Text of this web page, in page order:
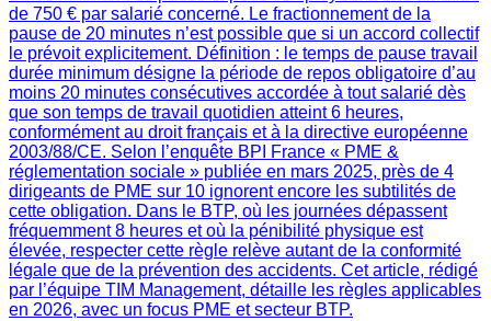
de 750 € par salarié concerné. Le fractionnement de la
pause de 20 minutes n’est possible que si un accord collectif
le prévoit explicitement. Définition : le temps de pause travail
durée minimum désigne la période de repos obligatoire d’au
moins 20 minutes consécutives accordée à tout salarié dès
que son temps de travail quotidien atteint 6 heures,
conformément au droit français et à la directive européenne
2003/88/CE. Selon l’enquête BPI France « PME &
réglementation sociale » publiée en mars 2025, près de 4
dirigeants de PME sur 10 ignorent encore les subtilités de
cette obligation. Dans le BTP, où les journées dépassent
fréquemment 8 heures et où la pénibilité physique est
élevée, respecter cette règle relève autant de la conformité
légale que de la prévention des accidents. Cet article, rédigé
par l’équipe TIM Management, détaille les règles applicables
en 2026, avec un focus PME et secteur BTP.